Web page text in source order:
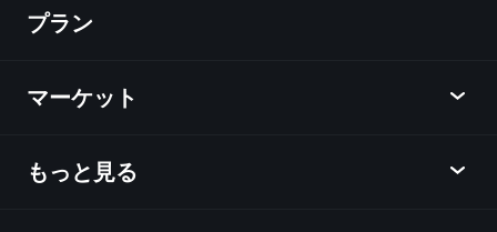
ディスカバー
チャート
ニュース
プラン
マーケット
概要
もっと見る